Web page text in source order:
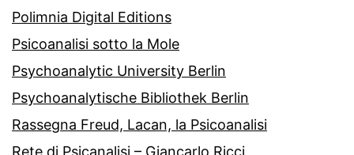
Polimnia Digital Editions
Psicoanalisi sotto la Mole
Psychoanalytic University Berlin
Psychoanalytische Bibliothek Berlin
Rassegna Freud, Lacan, la Psicoanalisi